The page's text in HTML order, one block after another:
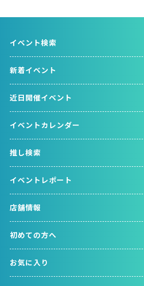
イベント検索
新着イベント
近日開催イベント
イベントカレンダー
推し検索
イベントレポート
店舗情報
初めての方へ
お気に入り